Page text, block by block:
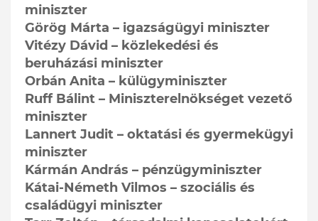
miniszter
Görög Márta – igazságügyi miniszter
Vitézy Dávid – közlekedési és
beruházási miniszter
Orbán Anita – külügyminiszter
Ruff Bálint – Miniszterelnökséget vezető
miniszter
Lannert Judit – oktatási és gyermekügyi
miniszter
Kármán András – pénzügyminiszter
Kátai-Németh Vilmos – szociális és
családügyi miniszter